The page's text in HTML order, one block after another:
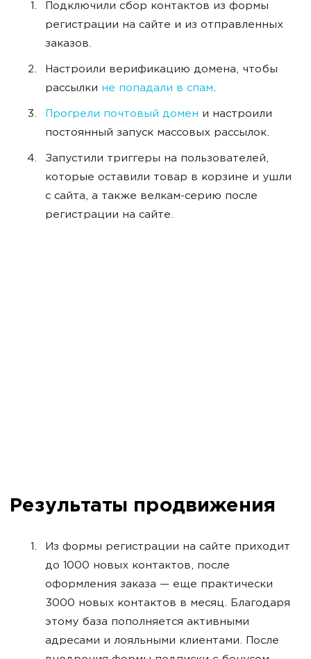
Подключили сбор контактов из формы
регистрации на сайте и из отправленных
заказов.
Настроили верификацию домена, чтобы
рассылки не попадали в спам.
Прогрели почтовый домен и настроили
постоянный запуск массовых рассылок.
Запустили триггеры на пользователей,
которые оставили товар в корзине и ушли
с сайта, а также велкам-серию после
регистрации на сайте.
Результаты продвижения
Из формы регистрации на сайте приходит
до 1000 новых контактов, после
оформления заказа — еще практически
3000 новых контактов в месяц. Благодаря
этому база пополняется активными
адресами и лояльными клиентами. После